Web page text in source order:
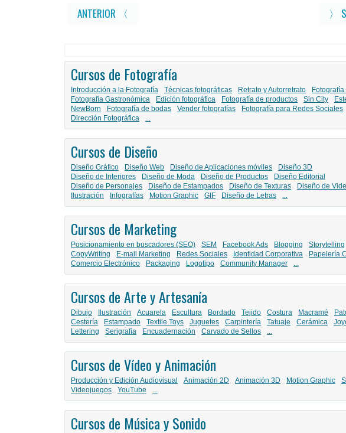
ANTERIOR 〈 〉
Cursos de Fotografía
Introducción a la Fotografía Técnicas fotográficas Retrato y Autorretrato
Fotografía Gastronómica
Edición fotográfica Fotografía de productos Sin City
NewBorn
Fotografía de bodas Vender fotografías
Fotografía para Redes Sociales
Dirección Fotográfica
...
Cursos de Diseño
Diseño Gráfico Diseño Web Diseño de Aplicaciones móviles
Diseño 3D
Diseño de Interiores
Diseño de Moda Diseño de Productos
Diseño Editorial
Diseño de Personajes
Diseño de Estampados Diseño de Texturas
Diseño de
Ilustración
Infografías Motion Graphic GIF Diseño de Letras ...
Cursos de Marketing
Posicionamiento en buscadores (SEO) SEM Facebook Ads Blogging Storytelling
CopyWriting
E-mail Marketing Redes Sociales Identidad Corporativa
Papelería
Comercio Electrónico
Packaging Logotipo Community Manager ...
Cursos de Arte y Artesanía
Dibujo Ilustración Acuarela Escultura Bordado Tejido Costura Macramé
Cestería
Estampado Textile Toys Juguetes Carpintería Tatuaje Cerámica
Lettering
Serigrafía Encuadernación Carvado de Sellos ...
Cursos de Vídeo y Animación
Producción y Edición Audiovisual Animación 2D Animación 3D Motion Graphic
Videojuegos
YouTube ...
Cursos de Música y Sonido